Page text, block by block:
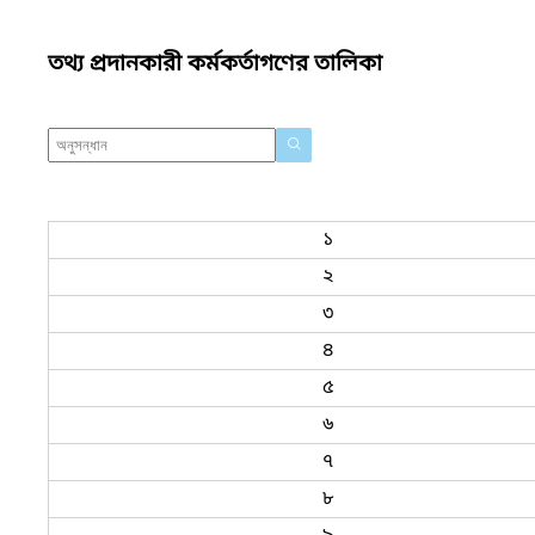
তথ্য প্রদানকারী কর্মকর্তাগণের তালিকা
১
২
৩
৪
৫
৬
৭
৮